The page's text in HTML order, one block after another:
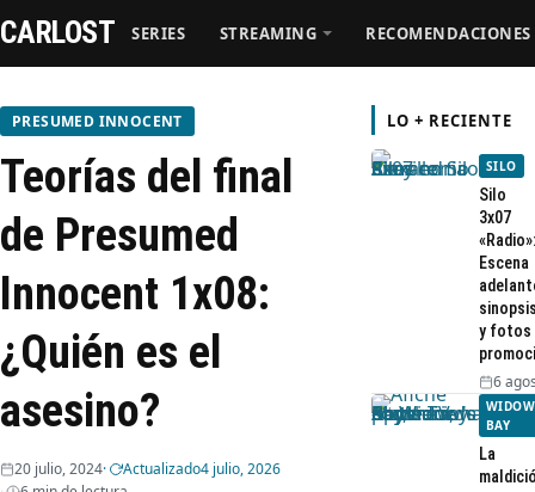
Series
Streaming
Recomendaciones
Videos
CARLOST SERIES STREAMING RECOMENDACIONES
PRESUMED INNOCENT
Teorías del final
de Presumed
Innocent 1x08:
¿Quién es el
asesino?
20 julio, 2024 Actualizado4 julio, 2026
LO + RECIENTE
SILO
Silo
3x07
«Radio»:
Escena
y fotos
6
BAY
La